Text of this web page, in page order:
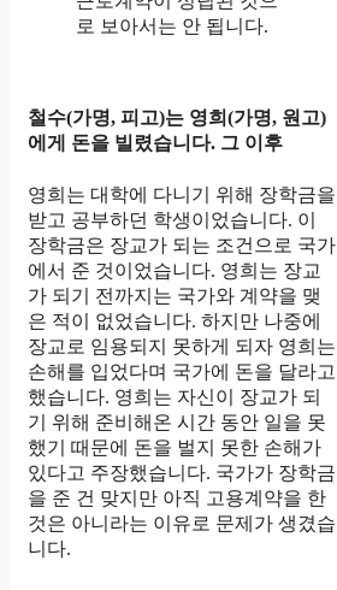
로 보아서는 안 됩니다.
철수(가명, 피고)는 영희(가명, 원고)
에게 돈을 빌렸습니다. 그 이후
영희는 대학에 다니기 위해 장학금을
받고 공부하던 학생이었습니다. 이
장학금은 장교가 되는 조건으로 국가
에서 준 것이었습니다. 영희는 장교
가 되기 전까지는 국가와 계약을 맺
은 적이 없었습니다. 하지만 나중에
장교로 임용되지 못하게 되자 영희는
손해를 입었다며 국가에 돈을 달라고
했습니다. 영희는 자신이 장교가 되
기 위해 준비해온 시간 동안 일을 못
했기 때문에 돈을 벌지 못한 손해가
있다고 주장했습니다. 국가가 장학금
을 준 건 맞지만 아직 고용계약을 한
것은 아니라는 이유로 문제가 생겼습
니다.